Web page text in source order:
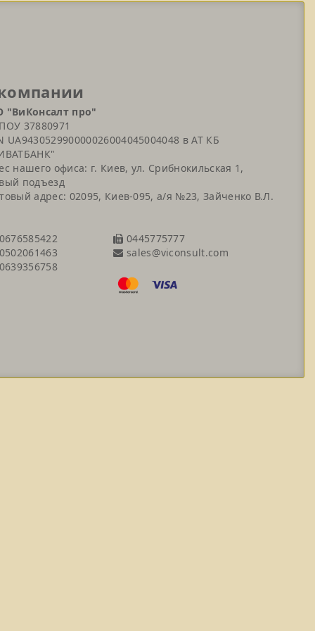
"ВиКонсалт про"
37880971
UA943052990000026004045004048 в АТ КБ
нашего офиса: г. Киев, ул. Срибнокильская 1,
подъезд
адрес: 02095, Киев-095, а/я №23, Зайченко В.Л.
0445775777
sales@viconsult.com